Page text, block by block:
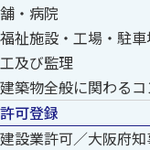
舗・病院
福祉施設・工場・駐
工及び監理
建築物全般に関わる
許可登録
建設業許可／大阪府